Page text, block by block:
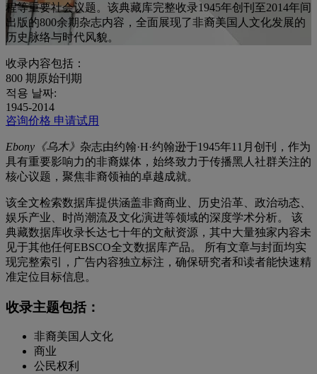
程等重要社会议题。该典藏库完整收录1945年创刊至2014年间
出版的800余期杂志内容，全面展现了非裔美国人文化发展的
历史脉络与时代风貌。
收录内容包括：
800 期原始刊期
적용 날짜:
1945-2014
咨询价格 申请试用
Ebony《乌木》 杂志由约翰·H·约翰逊于1945年11月创刊，作为
具有重要影响力的非裔媒体，始终致力于传播黑人社群关注的
核心议题，聚焦非裔领袖的卓越成就。
该全文检索数据库提供涵盖非裔商业、历史沿革、政治动态、
娱乐产业、时尚潮流及文化演进等领域的深度学术分析。 该
典藏数据库收录长达七十年的文献资源，其中大量独家内容未
见于其他任何EBSCO全文数据库产品。 所有文章与封面均实
现完整索引，广告内容独立标注，确保研究者和读者能快速精
准定位目标信息。
收录主题包括：
非裔美国人文化
商业
公民权利